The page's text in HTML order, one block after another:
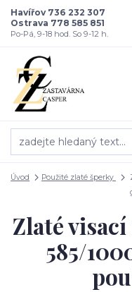
Havířov 736 232 307
Ostrava 778 585 851
Po-Pá, 9-18 hod. So 9-12 h.
Úvod Použité zlaté šperky
Zlaté visací
585/